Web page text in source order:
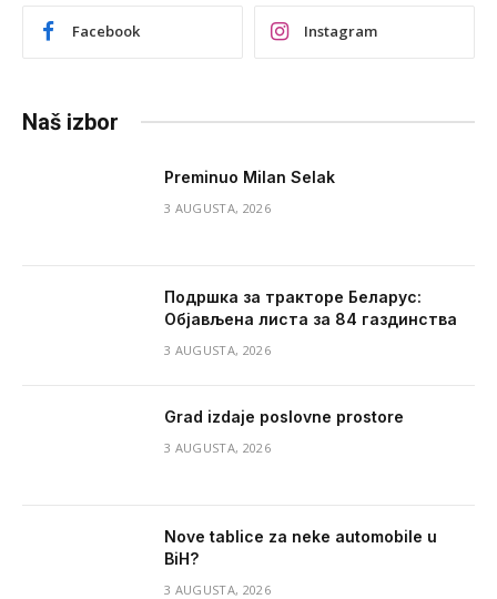
Facebook Instagram
Naš izbor
Preminuo Milan Selak
3 AUGUSTA, 2026
Подршка за тракторе Беларус:
Објављена листа за 84 газдинства
3 AUGUSTA, 2026
Grad izdaje poslovne prostore
3 AUGUSTA, 2026
Nove tablice za neke automobile u
BiH?
3 AUGUSTA, 2026